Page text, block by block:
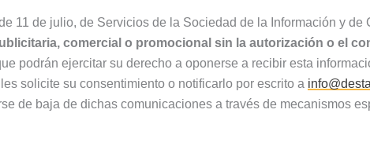
11 de julio, de Servicios de la Sociedad de la Información y de
comercial o promocional sin la autorización o el
podrán ejercitar su derecho a oponerse a recibir esta
solicite su consentimiento o notificarlo por escrito a
de baja de dichas comunicaciones a través de mecanismos